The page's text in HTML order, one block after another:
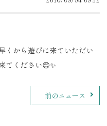
くから遊びに来ていただい
てください😊✨
前のニュース